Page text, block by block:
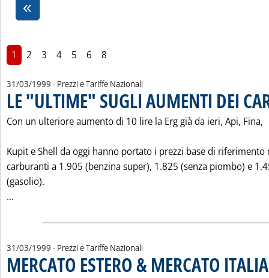
1 2 3 4 5 6 8
31/03/1999 - Prezzi e Tariffe Nazionali
LE "ULTIME" SUGLI AUMENTI DEI
Con un ulteriore aumento di 10 lire la Erg già da ieri, Api, Fina,
Kupit e Shell da oggi hanno portato i prezzi base di riferimento
carburanti a 1.905 (benzina super), 1.825 (senza piombo) e
(gasolio).
...
31/03/1999 - Prezzi e Tariffe Nazionali
MERCATO ESTERO & MERCATO ITALIA